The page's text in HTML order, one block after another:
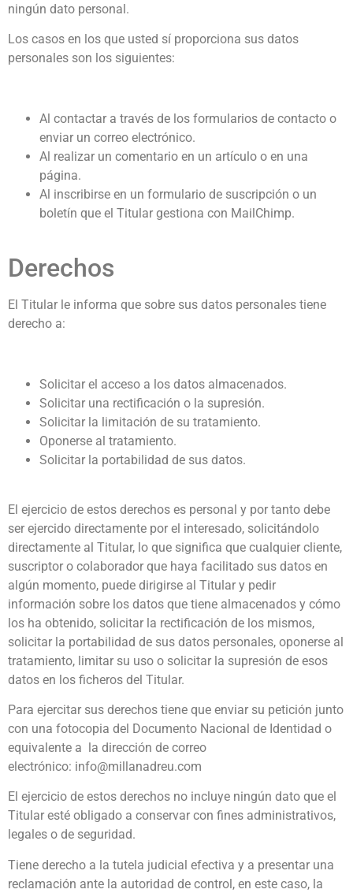
ningún dato personal.
Los casos en los que usted sí proporciona sus datos
personales son los siguientes:
Al contactar a través de los formularios de contacto o
enviar un correo electrónico.
Al realizar un comentario en un artículo o en una
página.
Al inscribirse en un formulario de suscripción o un
boletín que el Titular gestiona con MailChimp.
Derechos
El Titular le informa que sobre sus datos personales tiene
derecho a:
Solicitar el acceso a los datos almacenados.
Solicitar una rectificación o la supresión.
Solicitar la limitación de su tratamiento.
Oponerse al tratamiento.
Solicitar la portabilidad de sus datos.
El ejercicio de estos derechos es personal y por tanto debe
ser ejercido directamente por el interesado, solicitándolo
directamente al Titular, lo que significa que cualquier cliente,
suscriptor o colaborador que haya facilitado sus datos en
algún momento, puede dirigirse al Titular y pedir
información sobre los datos que tiene almacenados y cómo
los ha obtenido, solicitar la rectificación de los mismos,
solicitar la portabilidad de sus datos personales, oponerse al
tratamiento, limitar su uso o solicitar la supresión de esos
datos en los ficheros del Titular.
Para ejercitar sus derechos tiene que enviar su petición junto
con una fotocopia del Documento Nacional de Identidad o
equivalente a la dirección de correo
electrónico: info@millanadreu.com
El ejercicio de estos derechos no incluye ningún dato que el
Titular esté obligado a conservar con fines administrativos,
legales o de seguridad.
Tiene derecho a la tutela judicial efectiva y a presentar una
reclamación ante la autoridad de control, en este caso, la